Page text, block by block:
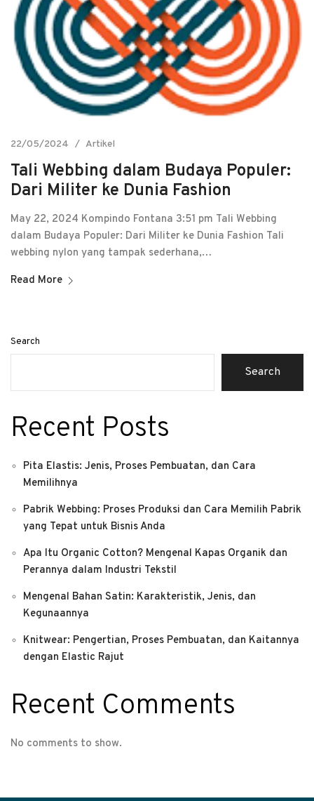
22/05/2024 Artikel
Tali Webbing dalam Budaya Populer:
Dari Militer ke Dunia Fashion
May 22, 2024 Kompindo Fontana 3:51 pm Tali Webbing
dalam Budaya Populer: Dari Militer ke Dunia Fashion Tali
webbing nylon yang tampak sederhana,…
Read More
Search
Search
Recent Posts
Pita Elastis: Jenis, Proses Pembuatan, dan Cara
Memilihnya
Pabrik Webbing: Proses Produksi dan Cara Memilih Pabrik
yang Tepat untuk Bisnis Anda
Apa Itu Organic Cotton? Mengenal Kapas Organik dan
Perannya dalam Industri Tekstil
Mengenal Bahan Satin: Karakteristik, Jenis, dan
Kegunaannya
Knitwear: Pengertian, Proses Pembuatan, dan Kaitannya
dengan Elastic Rajut
Recent Comments
No comments to show.